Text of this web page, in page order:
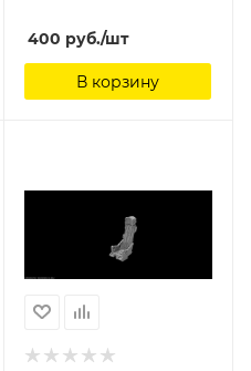
400 руб./шт
В корзину